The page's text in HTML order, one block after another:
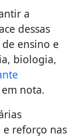
a
dessas
ensino e
biologia,
nota.
reforço nas